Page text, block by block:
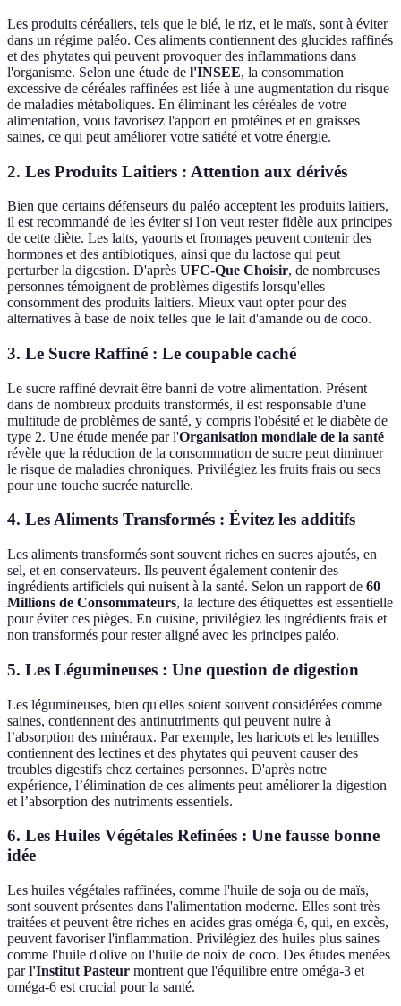
Les produits céréaliers, tels que le blé, le riz, et le maïs, sont à éviter
dans un régime paléo. Ces aliments contiennent des glucides raffinés
et des phytates qui peuvent provoquer des inflammations dans
l'organisme. Selon une étude de l'INSEE, la consommation
excessive de céréales raffinées est liée à une augmentation du risque
de maladies métaboliques. En éliminant les céréales de votre
alimentation, vous favorisez l'apport en protéines et en graisses
saines, ce qui peut améliorer votre satiété et votre énergie.
2. Les Produits Laitiers : Attention aux dérivés
Bien que certains défenseurs du paléo acceptent les produits laitiers,
il est recommandé de les éviter si l'on veut rester fidèle aux principes
de cette diète. Les laits, yaourts et fromages peuvent contenir des
hormones et des antibiotiques, ainsi que du lactose qui peut
perturber la digestion. D'après UFC-Que Choisir, de nombreuses
personnes témoignent de problèmes digestifs lorsqu'elles
consomment des produits laitiers. Mieux vaut opter pour des
alternatives à base de noix telles que le lait d'amande ou de coco.
3. Le Sucre Raffiné : Le coupable caché
Le sucre raffiné devrait être banni de votre alimentation. Présent
dans de nombreux produits transformés, il est responsable d'une
multitude de problèmes de santé, y compris l'obésité et le diabète de
type 2. Une étude menée par l'Organisation mondiale de la santé
révèle que la réduction de la consommation de sucre peut diminuer
le risque de maladies chroniques. Privilégiez les fruits frais ou secs
pour une touche sucrée naturelle.
4. Les Aliments Transformés : Évitez les additifs
Les aliments transformés sont souvent riches en sucres ajoutés, en
sel, et en conservateurs. Ils peuvent également contenir des
ingrédients artificiels qui nuisent à la santé. Selon un rapport de 60
Millions de Consommateurs, la lecture des étiquettes est essentielle
pour éviter ces pièges. En cuisine, privilégiez les ingrédients frais et
non transformés pour rester aligné avec les principes paléo.
5. Les Légumineuses : Une question de digestion
Les légumineuses, bien qu'elles soient souvent considérées comme
saines, contiennent des antinutriments qui peuvent nuire à
l’absorption des minéraux. Par exemple, les haricots et les lentilles
contiennent des lectines et des phytates qui peuvent causer des
troubles digestifs chez certaines personnes. D'après notre
expérience, l’élimination de ces aliments peut améliorer la digestion
et l’absorption des nutriments essentiels.
6. Les Huiles Végétales Refinées : Une fausse bonne
idée
Les huiles végétales raffinées, comme l'huile de soja ou de maïs,
sont souvent présentes dans l'alimentation moderne. Elles sont très
traitées et peuvent être riches en acides gras oméga-6, qui, en excès,
peuvent favoriser l'inflammation. Privilégiez des huiles plus saines
comme l'huile d'olive ou l'huile de noix de coco. Des études menées
parl'Institut Pasteur montrent que l'équilibre entre oméga-3 et
oméga-6 est crucial pour la santé.